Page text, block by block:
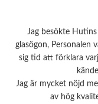
Jag besökte
glasögon, Personalen
sig tid att förklara
Jag är mycket nöjd
av hög